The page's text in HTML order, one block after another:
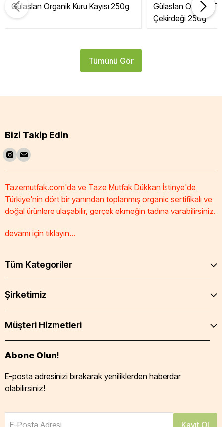
Gülaslan Organik Kuru Kayısı 250g
Gülaslan Organik
Çekirdeği 250g
Tümünü Gör
Bizi Takip Edin
Tazemutfak.com'da ve Taze Mutfak Dükkan İstinye'de
Türkiye'nin dört bir yanından toplanmış organic sertifikalı ve
doğal ürünlere ulaşabilir, gerçek ekmeğin tadına varabilirsiniz.
devamı için tıklayın...
Tüm Kategoriler
Şirketimiz
Müşteri Hizmetleri
Abone Olun!
E-posta adresinizi bırakarak yeniliklerden haberdar
olabilirsiniz!
E-Posta Adresi Kayıt Ol